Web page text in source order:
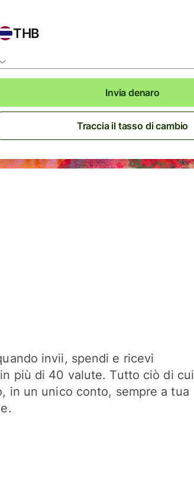
THB
Invia denaro
Traccia il tasso di cambio
invii, spendi e ricevi
più di 40 valute. Tutto ciò di cui
in un unico conto, sempre a tua